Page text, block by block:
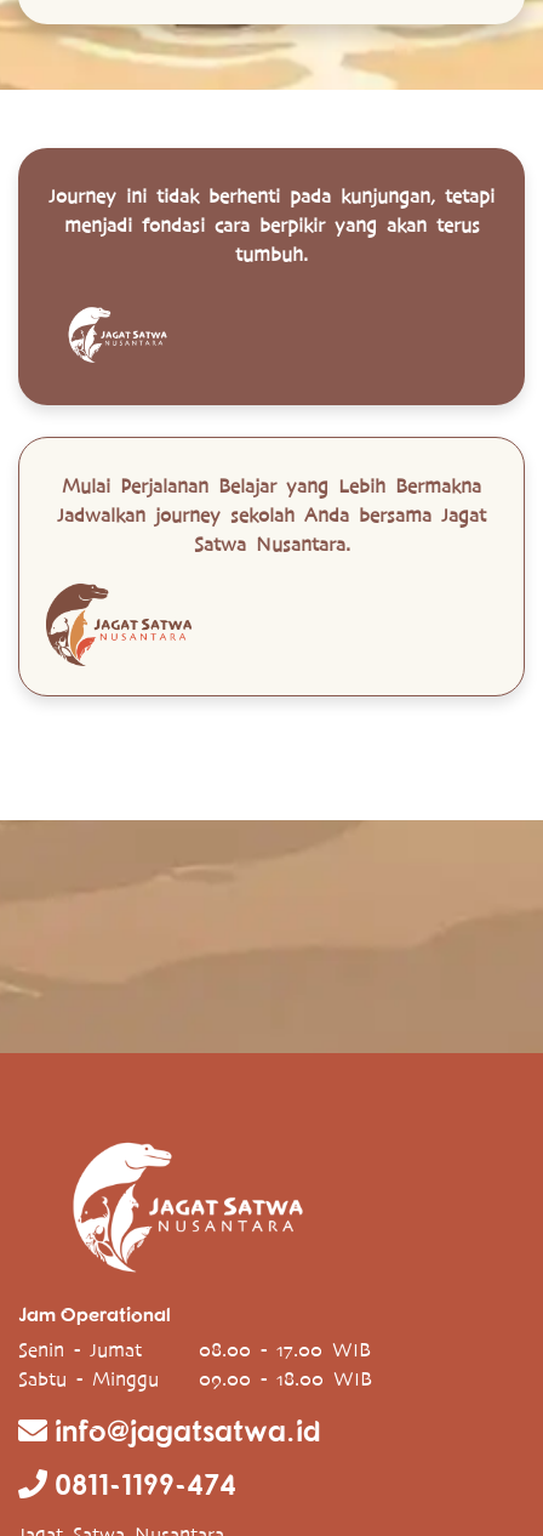
Journey ini tidak berhenti pada kunjungan, tetapi
menjadi fondasi cara berpikir yang akan terus
tumbuh.
Mulai Perjalanan Belajar yang Lebih Bermakna
Jadwalkan journey sekolah Anda bersama Jagat
Satwa Nusantara.
Jam Operational
Senin - Jumat
08.00 - 17.00 WIB
Sabtu - Minggu
09.00 - 18.00 WIB
info@jagatsatwa.id
0811-1199-474